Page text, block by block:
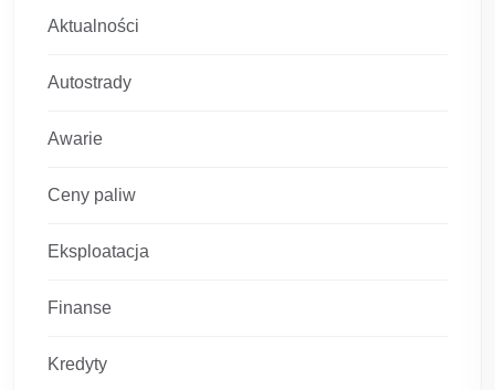
Aktualności
Autostrady
Awarie
Ceny paliw
Eksploatacja
Finanse
Kredyty